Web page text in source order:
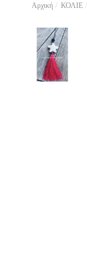
Αρχική ΚΟΛΙΕ